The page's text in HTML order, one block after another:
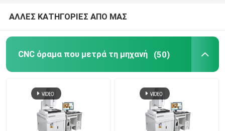
Χειρωνακτική ισότιμη μετρώντας μηχανή
Λειότητα που μετρά τη μηχανή
ΑΛΛΕΣ ΚΑΤΗΓΟΡΙΕΣ ΑΠΟ ΜΑΣ
CNC όραμα που μετρά τη μηχανή (50)